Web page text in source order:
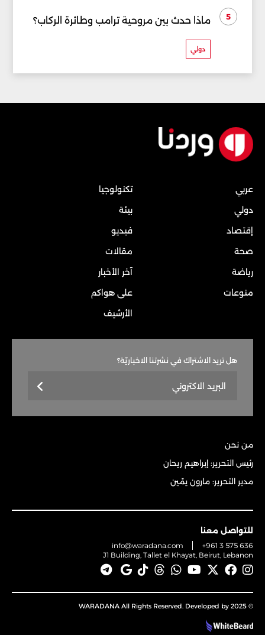
5 ماذا حدث بين مروحية ترامب وطائرة الركاب؟
دولي
عربي
دولي
إقتصاد
صحة
رياضة
منوعات
تكنولوجيا
بيئة
فيديو
مقالات
آخر الأخبار
على هواكم
الأرشيف
هل تريد الاشتراك في نشرتنا الاخباريّة؟
من نحن
رئيس التحرير: إبراهيم ريحان
مدير التحرير: مارون يمّين
للتواصل معنا
info@waradana.com
+961 3 575 636
J1 Building, Tallet el Khayat, Beirut, Lebanon
© 2025 WARADANA All Rights Reserved. Developed by